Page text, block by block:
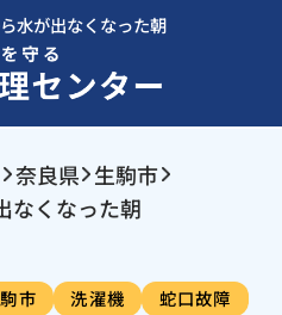
水が出なくなった朝
奈良県 生駒市
なくなった朝
市 洗濯機 蛇口故障